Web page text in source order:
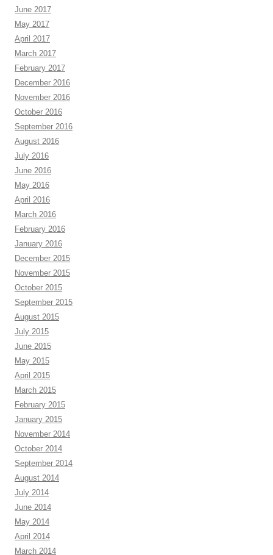
June 2017
May 2017
April 2017
March 2017
February 2017
December 2016
November 2016
October 2016
September 2016
August 2016
July 2016
June 2016
May 2016
April 2016
March 2016
February 2016
January 2016
December 2015
November 2015
October 2015
September 2015
August 2015
July 2015
June 2015
May 2015
April 2015
March 2015
February 2015
January 2015
November 2014
October 2014
September 2014
August 2014
July 2014
June 2014
May 2014
April 2014
March 2014